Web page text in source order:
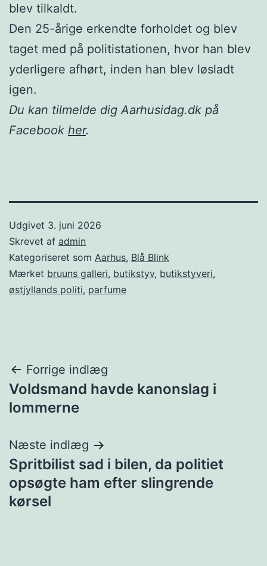
blev tilkaldt.
Den 25-årige erkendte forholdet og blev
taget med på politistationen, hvor han blev
yderligere afhørt, inden han blev løsladt
igen.
Du kan tilmelde dig Aarhusidag.dk på
Facebook her.
Udgivet 3. juni 2026
Skrevet af admin
Kategoriseret som Aarhus, Blå Blink
Mærket bruuns galleri, butikstyv, butikstyveri,
østjyllands politi, parfume
Indlægsnavigation
Forrige indlæg
Voldsmand havde kanonslag i
lommerne
Næste indlæg
Spritbilist sad i bilen, da politiet
opsøgte ham efter slingrende
kørsel